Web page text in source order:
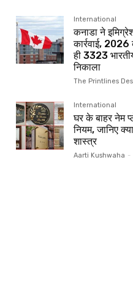
International
कनाडा ने
कार्रवाई, 2026
ही 3323
निकाला
The Printlines
International
घर के बाहर नेम
नियम, जानिए
शास्त्र
Aarti Kushwaha -